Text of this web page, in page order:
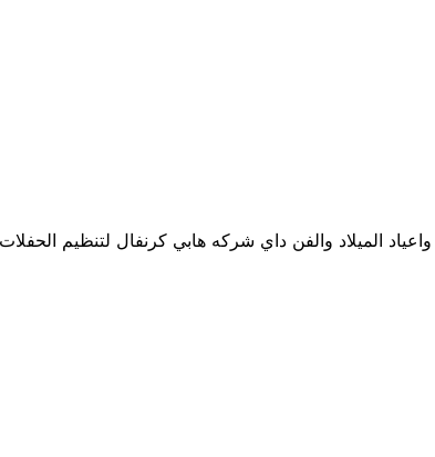
الميلاد والفن داي شركه هابي كرنفال لتنظيم